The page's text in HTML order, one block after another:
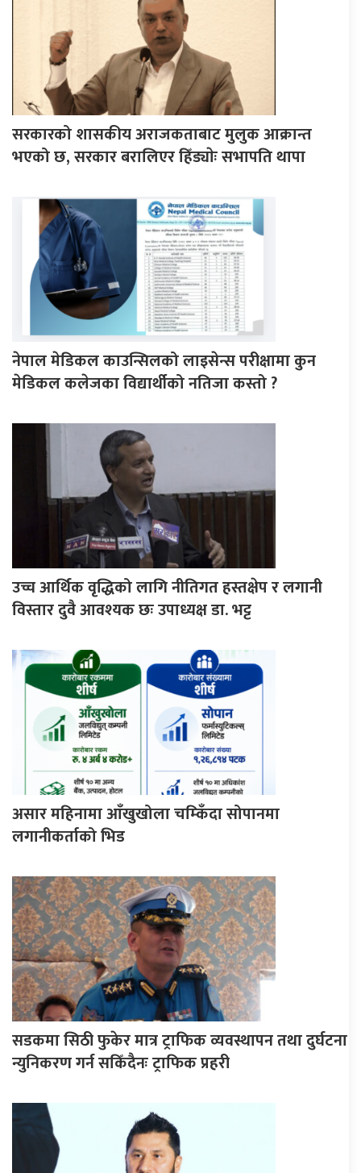
सरकारको शासकीय अराजकताबाट मुलुक आक्रान्त
भएको छ, सरकार बरालिएर हिँड्याेः सभापति थापा
नेपाल मेडिकल काउन्सिलको लाइसेन्स परीक्षामा कुन
मेडिकल कलेजका विद्यार्थीको नतिजा कस्तो ?
उच्च आर्थिक वृद्धिको लागि नीतिगत हस्तक्षेप र लगानी
विस्तार दुवै आवश्यक छः उपाध्यक्ष डा. भट्ट
असार महिनामा आँखुखोला चम्किँदा सोपानमा
लगानीकर्ताको भिड
सडकमा सिठी फुकेर मात्र ट्राफिक व्यवस्थापन तथा दुर्घटना
न्युनिकरण गर्न सकिँदैनः ट्राफिक प्रहरी